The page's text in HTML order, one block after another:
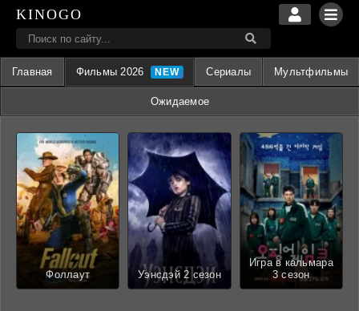
KINOGO
Главная Фильмы 2026 Сериалы Мультфильмы
Ожидаемое
Фоллаут Уэнсдэй 2 сезон
Игра в кальмара
3 сезон